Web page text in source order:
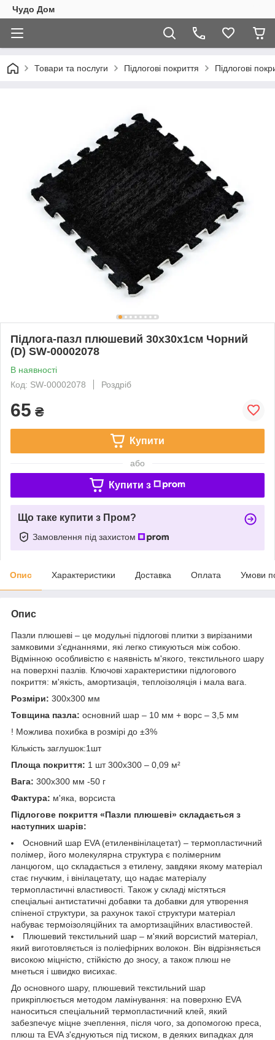
Чудо Дом
Товари та послуги Підлогові покриття Підлогові
Підлога-пазл плюшевий 30х30х1см Чорний
(D) SW-00002078
В наявності
Код: SW-00002078
Роздріб
65 ₴
Купити
або
Купити з
Що таке купити з Пром?
Замовлення під захистом
Опис Характеристики Доставка Оплата Умови
Опис
Пазли плюшеві – це модульні підлогові плитки з вирізаними
замковими з'єднаннями, які легко стикуються між собою.
Відмінною особливістю є наявність м'якого, текстильного шару
на поверхні пазлів. Ключові характеристики підлогового
покриття: м'якість, амортизація, теплоізоляція і мала вага.
Розміри: 300х300 мм
Товщина пазла: основний шар – 10 мм + ворс – 3,5 мм
! Можлива похибка в розмірі до ±3%
Кількість заглушок:1шт
Площа покриття: 1 шт 300х300 – 0,09 м²
Вага: 300х300 мм -50 г
Фактура: м'яка, ворсиста
Підлогове покриття «Пазли плюшеві» складається з
наступних шарів:
Основний шар EVA (етиленвінілацетат) – термопластичний
полімер, його молекулярна структура є полімерним
ланцюгом, що складається з етилену, завдяки якому матеріал
стає гнучким, і вінілацетату, що надає матеріалу
термопластичні властивості. Також у складі містяться
спеціальні антистатичні добавки та добавки для утворення
спіненої структури, за рахунок такої структури матеріал
набуває термоізоляційних та амортизаційних властивостей.
Плюшевий текстильний шар – м'який ворсистий матеріал,
який виготовляється із поліефірних волокон. Він відрізняється
високою міцністю, стійкістю до зносу, а також плюш не
мнеться і швидко висихає.
До основного шару, плюшевий текстильний шар
прикріплюється методом ламінування: на поверхню EVA
наноситься спеціальний термопластичний клей, який
забезпечує міцне зчеплення, після чого, за допомогою преса,
плюш та EVA з'єднуються під тиском, в деяких випадках для